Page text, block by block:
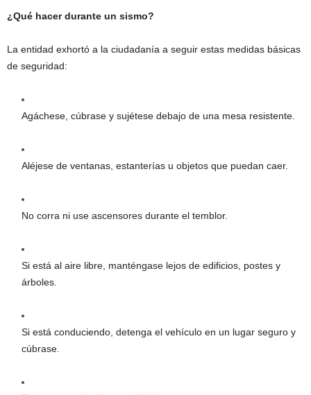
¿Qué hacer durante un sismo?
La entidad exhortó a la ciudadanía a seguir estas medidas básicas
de seguridad:
Agáchese, cúbrase y sujétese debajo de una mesa resistente.
Aléjese de ventanas, estanterías u objetos que puedan caer.
No corra ni use ascensores durante el temblor.
Si está al aire libre, manténgase lejos de edificios, postes y
árboles.
Si está conduciendo, detenga el vehículo en un lugar seguro y
cúbrase.